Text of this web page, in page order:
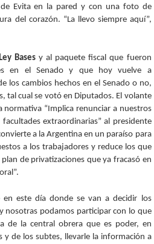
Evita en la pared y con una foto de
del corazón. “La llevo siempre aquí”,
Bases y al paquete fiscal que fueron
en el Senado y que hoy vuelve a
los cambios hechos en el Senado o no,
tal cual se votó en Diputados. El volante
normativa “Implica renunciar a nuestros
facultades extraordinarias” al presidente
a la Argentina en un paraíso para
a los trabajadores y reduce los que
plan de privatizaciones que ya fracasó en
en este día donde se van a decidir los
nosotras podamos participar con lo que
de la central obrera que es poder, en
y de los subtes, llevarle la información a